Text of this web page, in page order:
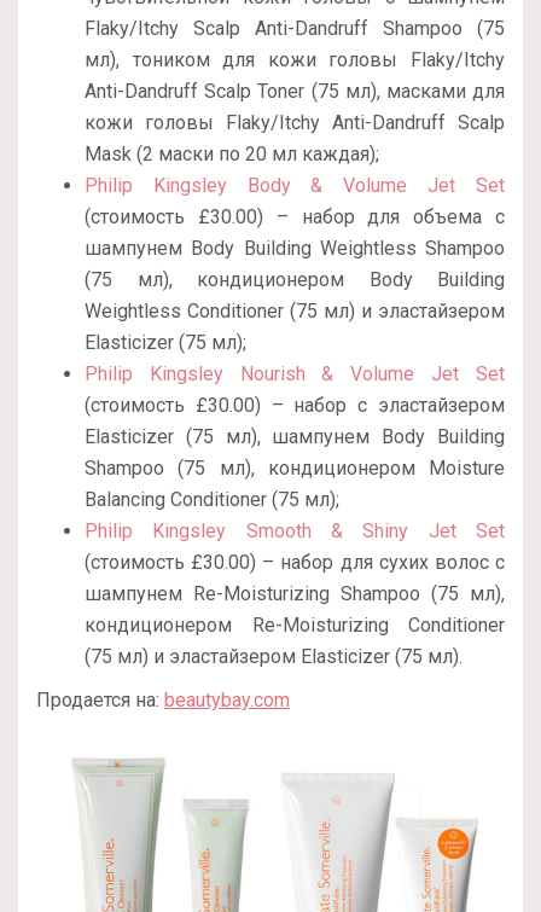
Flaky/Itchy Scalp Anti-Dandruff Shampoo (75
мл), тоником для кожи головы Flaky/Itchy
Anti-Dandruff Scalp Toner (75 мл), масками для
кожи головы Flaky/Itchy Anti-Dandruff Scalp
Mask (2 маски по 20 мл каждая);
Philip Kingsley Body & Volume Jet Set
(стоимость £30.00) – набор для объема с
шампунем Body Building Weightless Shampoo
(75 мл), кондиционером Body Building
Weightless Conditioner (75 мл) и эластайзером
Elasticizer (75 мл);
Philip Kingsley Nourish & Volume Jet Set
(стоимость £30.00) – набор с эластайзером
Elasticizer (75 мл), шампунем Body Building
Shampoo (75 мл), кондиционером Moisture
Balancing Conditioner (75 мл);
Philip Kingsley Smooth & Shiny Jet Set
(стоимость £30.00) – набор для сухих волос с
шампунем Re-Moisturizing Shampoo (75 мл),
кондиционером Re-Moisturizing Conditioner
(75 мл) и эластайзером Elasticizer (75 мл).
Продается на: beautybay.com